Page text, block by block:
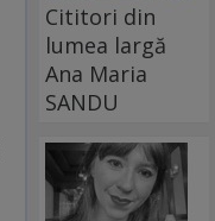
Cititori din
lumea largă
Ana Maria
SANDU